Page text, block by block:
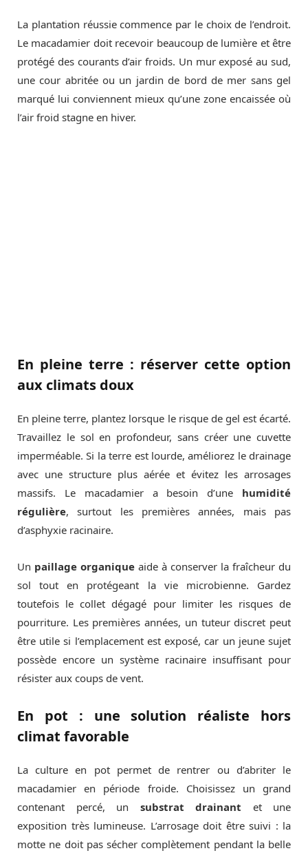
La plantation réussie commence par le choix de l’endroit.
Le macadamier doit recevoir beaucoup de lumière et être
protégé des courants d’air froids. Un mur exposé au sud,
une cour abritée ou un jardin de bord de mer sans gel
marqué lui conviennent mieux qu’une zone encaissée où
l’air froid stagne en hiver.
En pleine terre : réserver cette option
aux climats doux
En pleine terre, plantez lorsque le risque de gel est écarté.
Travaillez le sol en profondeur, sans créer une cuvette
imperméable. Si la terre est lourde, améliorez le drainage
avec une structure plus aérée et évitez les arrosages
massifs. Le macadamier a besoin d’une humidité
régulière, surtout les premières années, mais pas
d’asphyxie racinaire.
Un paillage organique aide à conserver la fraîcheur du
sol tout en protégeant la vie microbienne. Gardez
toutefois le collet dégagé pour limiter les risques de
pourriture. Les premières années, un tuteur discret peut
être utile si l’emplacement est exposé, car un jeune sujet
possède encore un système racinaire insuffisant pour
résister aux coups de vent.
En pot : une solution réaliste hors
climat favorable
La culture en pot permet de rentrer ou d’abriter le
macadamier en période froide. Choisissez un grand
contenant percé, un substrat drainant et une
exposition très lumineuse. L’arrosage doit être suivi : la
motte ne doit pas sécher complètement pendant la belle